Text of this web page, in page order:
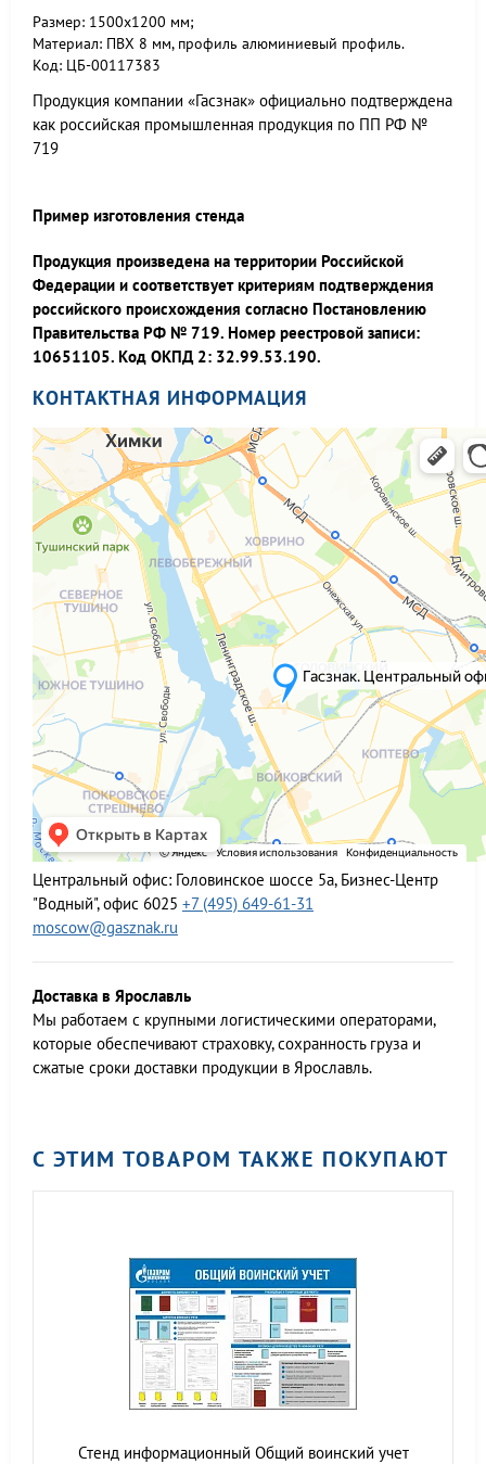
Размер: 1500х1200 мм;
Материал: ПВХ 8 мм, профиль алюминиевый профиль.
Код: ЦБ-00117383
Продукция компании «Гасзнак» официально подтверждена
как российская промышленная продукция по ПП РФ №
719
Пример изготовления стенда
Продукция произведена на территории Российской
Федерации и соответствует критериям подтверждения
российского происхождения согласно Постановлению
Правительства РФ № 719. Номер реестровой записи:
10651105. Код ОКПД 2: 32.99.53.190.
КОНТАКТНАЯ ИНФОРМАЦИЯ
Центральный офис: Головинское шоссе 5а, Бизнес-Центр
"Водный", офис 6025 +7 (495) 649-61-31
moscow@gasznak.ru
Доставка в Ярославль
Мы работаем c крупными логистическими операторами,
которые обеспечивают страховку, сохранность груза и
сжатые сроки доставки продукции в Ярославль.
С ЭТИМ ТОВАРОМ ТАКЖЕ ПОКУПАЮТ
Стенд информационный Общий воинский учет